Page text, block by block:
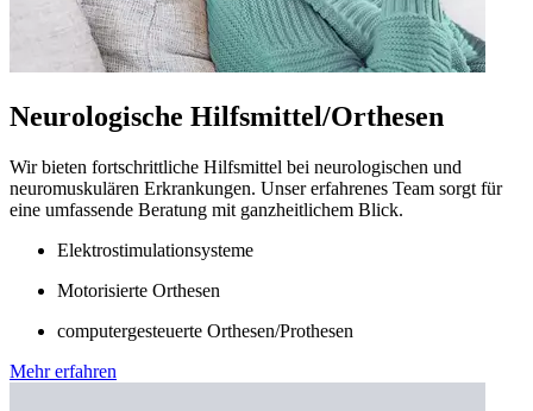
Neurologische Hilfsmittel/Orthesen
Wir bieten fortschrittliche Hilfsmittel bei neurologischen und
neuromuskulären Erkrankungen. Unser erfahrenes Team sorgt für
eine umfassende Beratung mit ganzheitlichem Blick.
Elektrostimulationsysteme
Motorisierte Orthesen
computergesteuerte Orthesen/Prothesen
Mehr erfahren